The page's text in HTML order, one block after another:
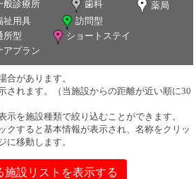
般診療所 歯科
薬局
祉用具
訪問型
所型
ショートステイ
アプラン
合があります。
されます。（当施設からの距離が近い順に30
示を施設種類で絞り込むことができます。
クすると基本情報が表示され、名称をクリッ
に移動します。
設リストを表示する